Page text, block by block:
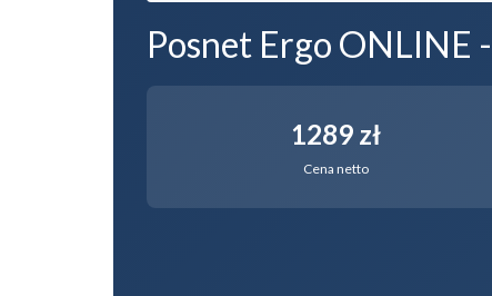
Posnet Ergo ONLINE
1289 zł
Cena netto